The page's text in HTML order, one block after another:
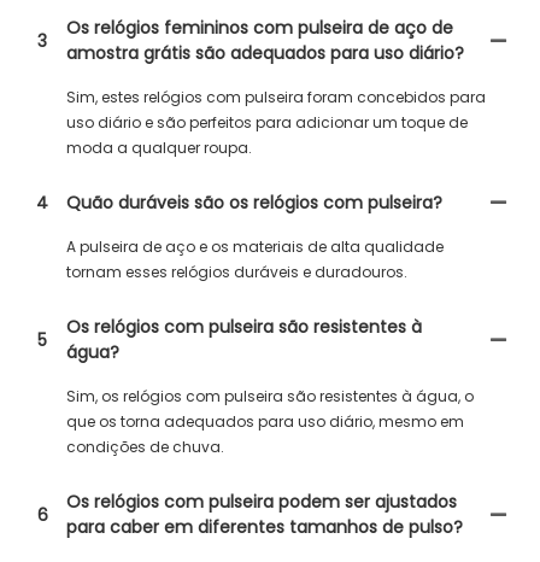
3
Os relógios femininos com pulseira de aço de
amostra grátis são adequados para uso diário?
Sim, estes relógios com pulseira foram concebidos para
uso diário e são perfeitos para adicionar um toque de
moda a qualquer roupa.
4 Quão duráveis ​​são os relógios com pulseira?
A pulseira de aço e os materiais de alta qualidade
tornam esses relógios duráveis ​​e duradouros.
5
Os relógios com pulseira são resistentes à
água?
Sim, os relógios com pulseira são resistentes à água, o
que os torna adequados para uso diário, mesmo em
condições de chuva.
6
Os relógios com pulseira podem ser ajustados
para caber em diferentes tamanhos de pulso?